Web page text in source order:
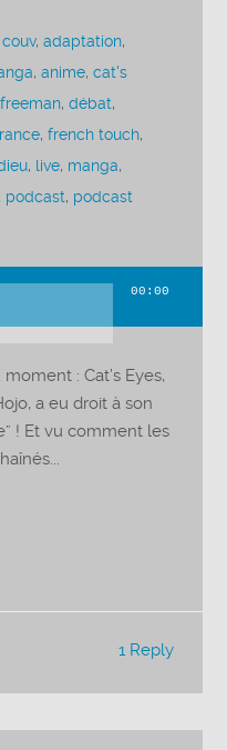
,adaptation,
,anime,cat's
,débat,
,french touch,
, live, manga,
podcast, podcast
00:00
: Cat’s Eyes,
a eu droit à son
! Et vu comment les
1 Reply